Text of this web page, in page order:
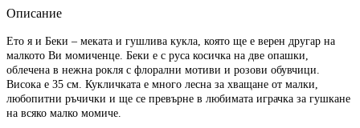
Описание
Ето я и Беки – меката и гушлива кукла, която ще е верен другар на
малкото Ви момиченце. Беки е с руса косичка на две опашки,
облечена в нежна рокля с флорални мотиви и розови обувчици.
Висока е 35 см. Кукличката е много лесна за хващане от малки,
любопитни ръчички и ще се превърне в любимата играчка за гушкане
на всяко малко момиче.